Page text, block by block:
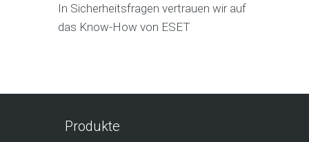
In Sicherheitsfragen vertrauen wir auf
das Know-How von ESET
Produkte